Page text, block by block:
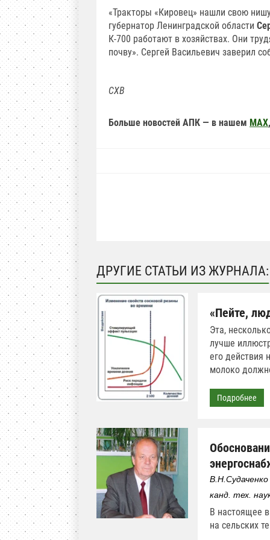
«Тракторы «Кировец» нашли свою
губернатор Ленинградской области
К-700 работают в хозяйствах. Они
почву». Сергей Васильевич заверил
СХВ
Больше новостей АПК — в нашем MAX
ДРУГИЕ СТАТЬИ ИЗ ЖУРНАЛА:
«Пейте,
Эта,
лучше
его действия
молоко
Подробнее
В.Н.Судаченко
канд. тех.
В настоящее
на сельских